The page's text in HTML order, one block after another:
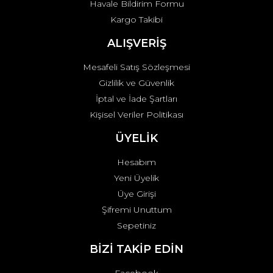
Gönder
Havale Bildirim Formu
Kargo Takibi
ALIŞVERİŞ
Mesafeli Satış Sözleşmesi
Gizlilik ve Güvenlik
İptal ve İade Şartları
Kişisel Veriler Politikası
ÜYELİK
Hesabım
Yeni Üyelik
Üye Girişi
Şifremi Unuttum
Sepetiniz
BİZİ TAKİP EDİN